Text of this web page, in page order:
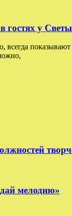
гостях у
мелодию»